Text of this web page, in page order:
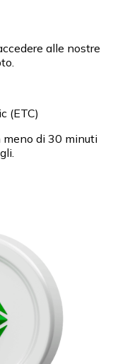
alle nostre
(ETC)
di 30 minuti